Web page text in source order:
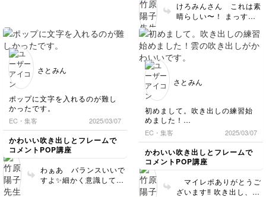
は（コピックでなくても
OK）文字に影を入れる
時などにも無難に使える
みてくださいね！
けろみんさん これは素
晴らしい〜！ まっすぐ
ン先がピッタリと紙面に
当たってる正しい書き方
です☺️ 地味な練習です
すので楽しんで練習して
見させてください☺️
さとみん
ポップに文字を入れるのが難し
かったです。
EC・集客 2025/03/07
かわいい吹き出しとフレームで
コメントPOP講座
わぁあ バランスいいで
すよ✨細かく意識してく
さとみん
初めまして。吹き出しの練習始
めました！
雲の吹き出しがかわいいです。
EC・集客 2025/03/07
かわいい吹き出しとフレームで
コメントPOP講座
マイレポありがとうご
ざいます‼️ 吹き出し、簡